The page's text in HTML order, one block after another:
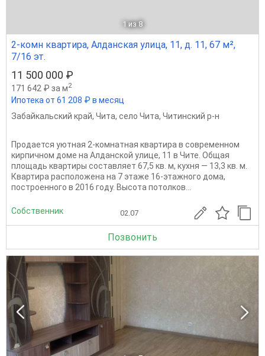
1 из 8
2-комн квартира, Алданская улица, 11, д. 11, 67 м²,
7/16 эт.
11 500 000 ₽
171 642 ₽ за м2
Ипотека от 61 208 ₽ в месяц
Забайкальский край, Чита, село Чита, Читинский р-н
Продается уютная 2-комнатная квартира в современном
кирпичном доме на Алданской улице, 11 в Чите. Общая
площадь квартиры составляет 67,5 кв. м, кухня — 13,3 кв. м.
Квартира расположена на 7 этаже 16-этажного дома,
построенного в 2016 году. Высота потолков...
Собственник 02.07
Позвонить